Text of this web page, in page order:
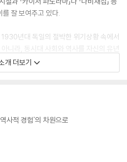
잘 보여주고 있다.
년대 독일의 절박한 위기상황 속에서
니라, 동시대 사회와 역사를 자신의 유년
의 자전적 경험을 역사의 차원으로 끌어
른 삶의 파편적 나열이 아닌, 자신이 유년
개 더보기
사적 경험'의 차원으로